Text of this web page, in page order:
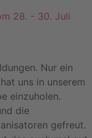
Nur ein
uns in unserem
einzuholen.
die
gefreut.